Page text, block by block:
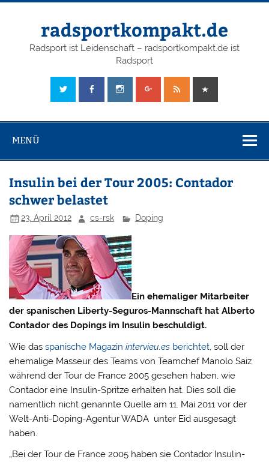
radsportkompakt.de
Radsport ist Leidenschaft – radsportkompakt.de ist
Radsport
MENÜ
Insulin bei der Tour 2005: Contador
schwer belastet
23. April 2012 cs-rsk Doping
Ein ehemaliger Mitarbeiter
der spanischen Liberty-Seguros-Mannschaft hat Alberto
Contador des Dopings im Insulin beschuldigt.
Wie dasspanische Magazinintervieu.es berichtet, soll der
ehemalige Masseur des Teams von Teamchef Manolo Saiz
während der Tour de France 2005 gesehen haben, wie
Contador eine Insulin-Spritze erhalten hat. Dies soll die
namentlich nicht genannte Quelle am 11. Mai 2011 vor der
Welt-Anti-Doping-Agentur WADA unter Eid ausgesagt
haben.
„Bei der Tour de France 2005 haben sie Contador Insulin-